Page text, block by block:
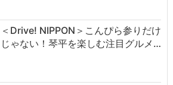
＜Drive! NIPPON＞こんぴら参りだけ
じゃない！琴平を楽しむ注目グルメ…